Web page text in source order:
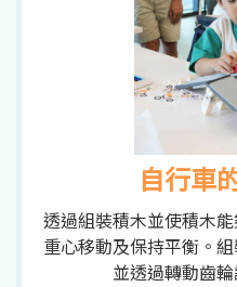
自行車
透過組裝積木並使積木
重心移動及保持平衡。
並透過轉動齒